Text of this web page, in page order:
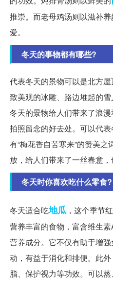
推崇。而老母鸡汤则以滋补
爱。
冬天的事物都有哪些?
代表冬天的景物可以是北方
致美观的冰雕、路边堆起的雪
冬天的景物给人们带来了浪
拍照留念的好去处。可以代
有“梅花香自苦寒来”的赞美
放，给人们带来了一丝春意，
冬天时你喜欢吃什么零食?
冬天适合吃地瓜 ，这个季节
营养丰富的食物，富含维生
营养成分。它不仅有助于增
动，有益于消化和排便。此
脂、保护视力等功效。可以